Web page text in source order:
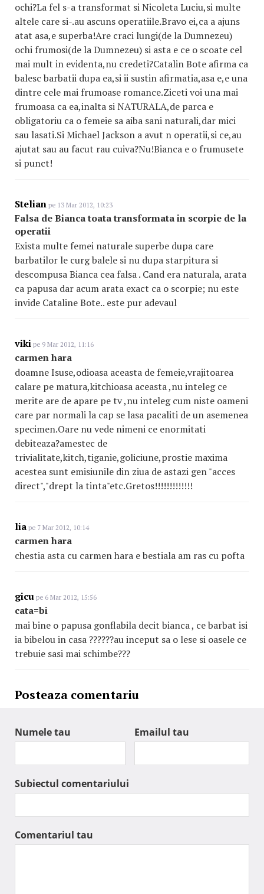
ochi?La fel s-a transformat si Nicoleta Luciu,si multe
altele care si-.au ascuns operatiile.Bravo ei,ca a ajuns
atat asa,e superba!Are craci lungi(de la Dumnezeu)
ochi frumosi(de la Dumnezeu) si asta e ce o scoate cel
mai mult in evidenta,nu credeti?Catalin Bote afirma ca
balesc barbatii dupa ea,si ii sustin afirmatia,asa e,e una
dintre cele mai frumoase romance.Ziceti voi una mai
frumoasa ca ea,inalta si NATURALA,de parca e
obligatoriu ca o femeie sa aiba sani naturali,dar mici
sau lasati.Si Michael Jackson a avut n operatii,si ce,au
ajutat sau au facut rau cuiva?Nu!Bianca e o frumusete
si punct!
Stelian pe 13 Mar 2012, 10:23
Falsa de Bianca toata transformata in scorpie de la
operatii
Exista multe femei naturale superbe dupa care
barbatilor le curg balele si nu dupa starpitura si
descompusa Bianca cea falsa . Cand era naturala, arata
ca papusa dar acum arata exact ca o scorpie; nu este
invide Cataline Bote.. este pur adevaul
viki pe 9 Mar 2012, 11:16
carmen hara
doamne Isuse,odioasa aceasta de femeie,vrajitoarea
calare pe matura,kitchioasa aceasta ,nu inteleg ce
merite are de apare pe tv ,nu inteleg cum niste oameni
care par normali la cap se lasa pacaliti de un asemenea
specimen.Oare nu vede nimeni ce enormitati
debiteaza?amestec de
trivialitate,kitch,tiganie,goliciune,prostie maxima
acestea sunt emisiunile din ziua de astazi gen "acces
direct","drept la tinta"etc.Gretos!!!!!!!!!!!!!
lia pe 7 Mar 2012, 10:14
carmen hara
chestia asta cu carmen hara e bestiala am ras cu pofta
gicu pe 6 Mar 2012, 15:56
cata=bi
mai bine o papusa gonflabila decit bianca , ce barbat isi
ia bibelou in casa ??????au inceput sa o lese si oasele ce
trebuie sasi mai schimbe???
Posteaza comentariu
Numele tau Emailul tau
Subiectul comentariului
Comentariul tau